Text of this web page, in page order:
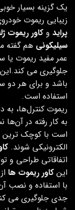
یک گزینه بسیار
زیبایی ریموت
پراید و کاور ریموت
سیلیکونی هم گفته
عمر مفید ریموت
جلوگیری می
باشد و برای هر دو
استفاده است.
ریموت کنترل‌ها،
به کار رفته در
است با کوچک‌
الکترونیکی شوند.
اتفاقاتی طراحی و
این کاور ریموت ها
با استفاده و نصب
جدی جلوگیری می